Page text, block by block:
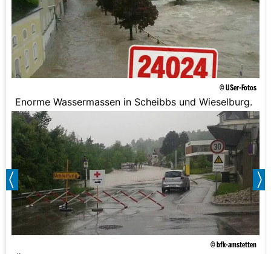
© USer-Fotos
Enorme Wassermassen in Scheibbs und Wieselburg.
© bfk-amstetten